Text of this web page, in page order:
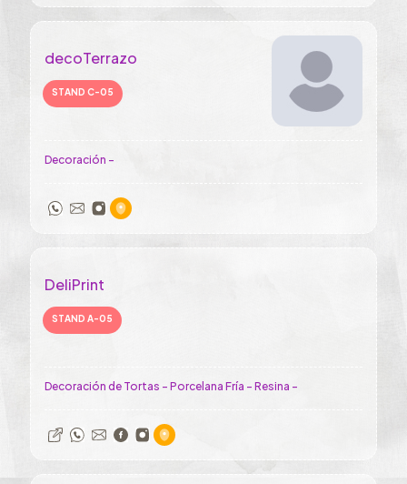
decoTerrazo
STAND C-05
Decoración -
DeliPrint
STAND A-05
Decoración de Tortas - Porcelana Fría - Resina -